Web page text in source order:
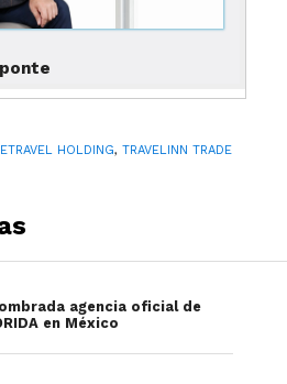
HOLDING, TRAVELINN TRADE
agencia oficial de
en México